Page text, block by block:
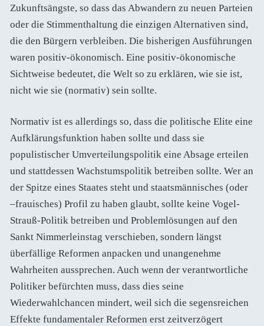
Zukunftsängste, so dass das Abwandern zu neuen Parteien
oder die Stimmenthaltung die einzigen Alternativen sind,
die den Bürgern verbleiben. Die bisherigen Ausführungen
waren positiv-ökonomisch. Eine positiv-ökonomische
Sichtweise bedeutet, die Welt so zu erklären, wie sie ist,
nicht wie sie (normativ) sein sollte.
Normativ ist es allerdings so, dass die politische Elite eine
Aufklärungsfunktion haben sollte und dass sie
populistischer Umverteilungspolitik eine Absage erteilen
und stattdessen Wachstumspolitik betreiben sollte. Wer an
der Spitze eines Staates steht und staatsmännisches (oder
–frauisches) Profil zu haben glaubt, sollte keine Vogel-
Strauß-Politik betreiben und Problemlösungen auf den
Sankt Nimmerleinstag verschieben, sondern längst
überfällige Reformen anpacken und unangenehme
Wahrheiten aussprechen. Auch wenn der verantwortliche
Politiker befürchten muss, dass dies seine
Wiederwahlchancen mindert, weil sich die segensreichen
Effekte fundamentaler Reformen erst zeitverzögert